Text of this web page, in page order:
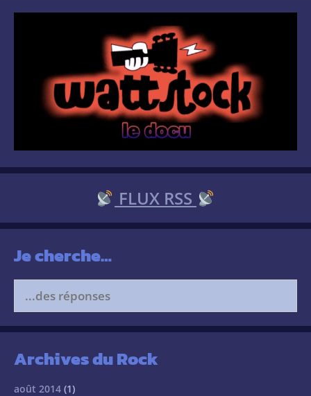
FLUX RSS
Je cherche…
for:
Archives du Rock
août 2014 (1)